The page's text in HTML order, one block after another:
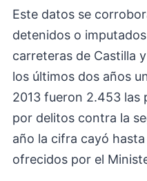
Este datos se
detenidos o
carreteras de Castilla
los últimos dos años
2013 fueron 2.453 las
por delitos contra la
año la cifra cayó
ofrecidos por el